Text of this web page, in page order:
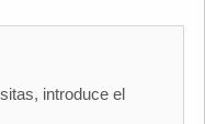
introduce el